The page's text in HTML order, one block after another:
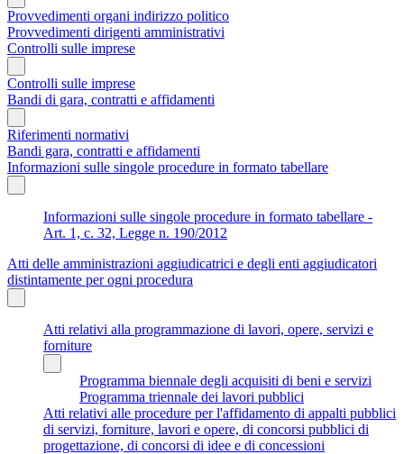
Provvedimenti organi indirizzo politico
Provvedimenti dirigenti amministrativi
Controlli sulle imprese
Controlli sulle imprese
Bandi di gara, contratti e affidamenti
Riferimenti normativi
Bandi gara, contratti e affidamenti
Informazioni sulle singole procedure in formato tabellare
Informazioni sulle singole procedure in formato tabellare -
Art. 1, c. 32, Legge n. 190/2012
Atti delle amministrazioni aggiudicatrici e degli enti aggiudicatori
distintamente per ogni procedura
Atti relativi alla programmazione di lavori, opere, servizi e
forniture
Programma biennale degli acquisiti di beni e servizi
Programma triennale dei lavori pubblici
Atti relativi alle procedure per l'affidamento di appalti pubblici
di servizi, forniture, lavori e opere, di concorsi pubblici di
progettazione, di concorsi di idee e di concessioni